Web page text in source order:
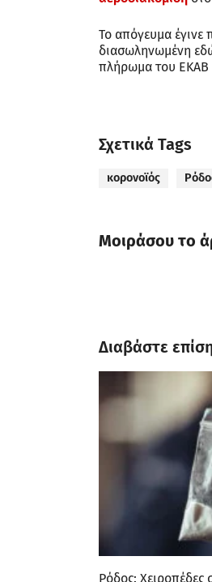
Το απόγευμα έγινε
διασωληνωμένη
πλήρωμα του ΕΚΑΒ
Σχετικά Tags
κορονοϊός
Μοιράσου το
Διαβάστε
Ρόδος: Χειροπέδες